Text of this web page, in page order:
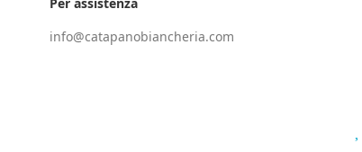
info@catapanobiancheria.com